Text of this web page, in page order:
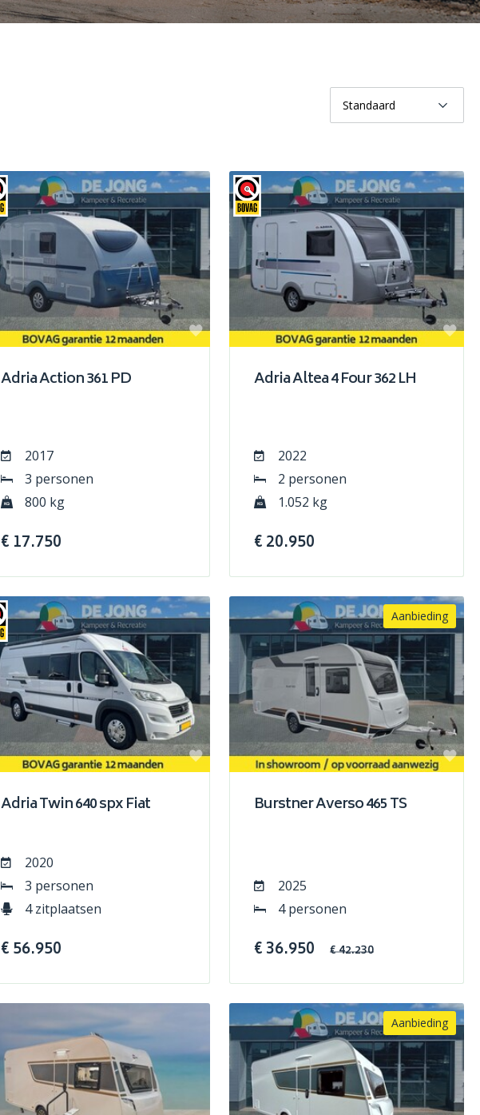
Adria Action 361 PD
2017
3 personen
800 kg
€ 17.750
Adria Altea 4 Four 362 LH
2022
2 personen
1.052 kg
€ 20.950
Adria Twin 640 spx Fiat
2020
3 personen
4 zitplaatsen
€ 56.950
Aanbieding
Burstner Averso 465 TS
2025
4 personen
€ 36.950 € 42.230
Aanbieding